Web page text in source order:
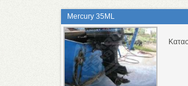
Mercury 35ML